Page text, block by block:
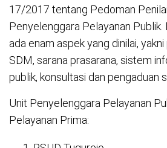
17/2017 tentang Pedoman
Penyelenggara Pelayanan Publik.
ada enam aspek yang dinilai,
SDM, sarana prasarana, sistem
publik, konsultasi dan pengaduan
Unit Penyelenggara Pelayanan
Pelayanan Prima: